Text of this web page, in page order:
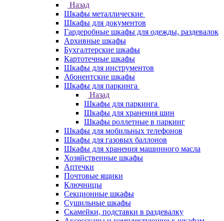
Назад
Шкафы металлические
Шкафы для документов
Гардеробные шкафы для одежды, раздевалок
Архивные шкафы
Бухгалтерские шкафы
Картотечные шкафы
Шкафы для инструментов
Абонентские шкафы
Шкафы для паркинга
Назад
Шкафы для паркинга
Шкафы для хранения шин
Шкафы роллетные в паркинг
Шкафы для мобильных телефонов
Шкафы для газовых баллонов
Шкафы для хранения машинного масла
Хозяйственные шкафы
Аптечки
Почтовые ящики
Ключницы
Секционные шкафы
Сушильные шкафы
Скамейки, подставки в раздевалку